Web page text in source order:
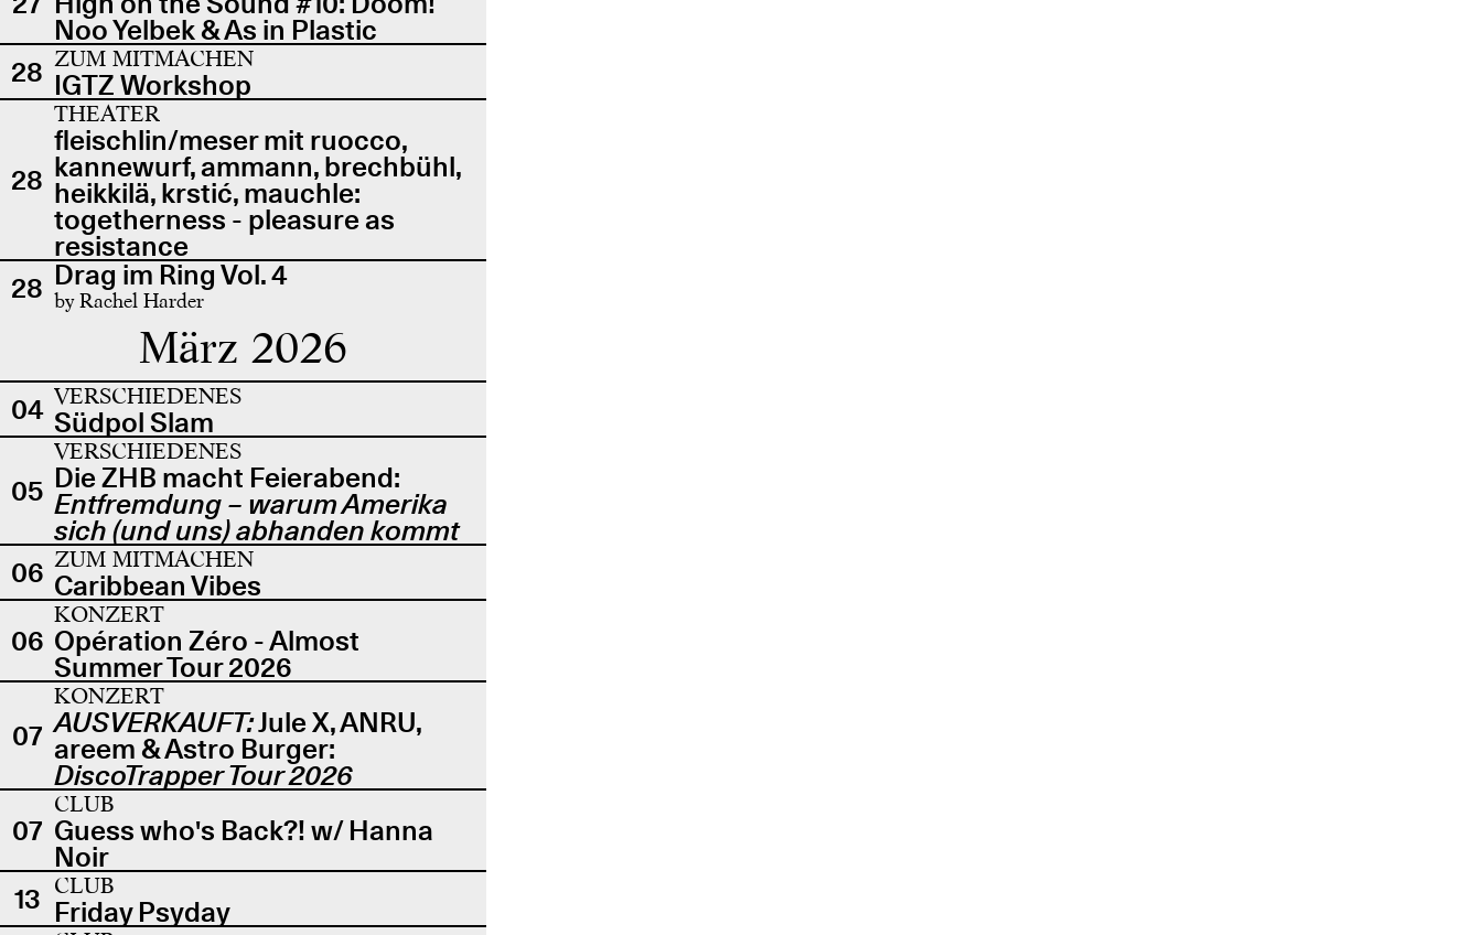
Noo Yelbek & As in Plastic
28 ZUM MITMACHEN
IGTZ Workshop
28
THEATER
fleischlin/meser mit ruocco,
kannewurf, ammann, brechbühl,
heikkilä, krstić, mauchle:
togetherness - pleasure as
resistance
28 Drag im Ring Vol. 4
by Rachel Harder
März 2026
04 VERSCHIEDENES
Südpol Slam
05
VERSCHIEDENES
Die ZHB macht Feierabend:
Entfremdung – warum Amerika
sich (und uns) abhanden kommt
06 ZUM MITMACHEN
Caribbean Vibes
06
KONZERT
Opération Zéro - Almost
Summer Tour 2026
07
KONZERT
AUSVERKAUFT:Jule X, ANRU,
areem & Astro Burger:
DiscoTrapper Tour 2026
07
CLUB
Guess who's Back?! w/ Hanna
Noir
13 CLUB
Friday Psyday